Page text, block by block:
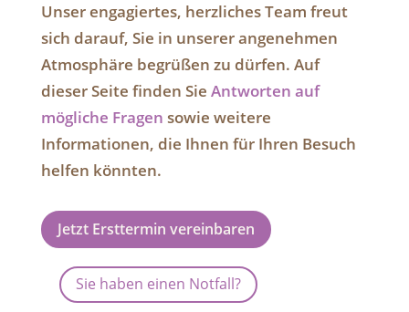
Unser engagiertes, herzliches Team freut
sich darauf, Sie in unserer angenehmen
Atmosphäre begrüßen zu dürfen. Auf
dieser Seite finden Sie Antworten auf
mögliche Fragen sowie weitere
Informationen, die Ihnen für Ihren Besuch
helfen könnten.
Jetzt Ersttermin vereinbaren
Sie haben einen Notfall?